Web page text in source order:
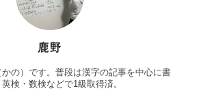
鹿野
の）です。普段は漢字の記事を中心に書
検・数検などで1級取得済。